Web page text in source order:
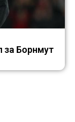
за Борнмут